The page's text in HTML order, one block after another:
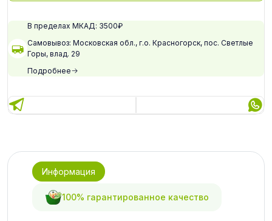
В пределах МКАД: 3500₽
Самовывоз: Московская обл., г.о. Красногорск, пос. Светлые
Горы, влад. 29
Подробнее
Информация
100% гарантированное качество